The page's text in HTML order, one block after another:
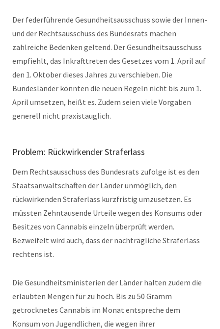
Der federführende Gesundheitsausschuss sowie der Innen-
und der Rechtsausschuss des Bundesrats machen
zahlreiche Bedenken geltend. Der Gesundheitsausschuss
empfiehlt, das Inkrafttreten des Gesetzes vom 1. April auf
den 1. Oktober dieses Jahres zu verschieben. Die
Bundesländer könnten die neuen Regeln nicht bis zum 1.
April umsetzen, heißt es. Zudem seien viele Vorgaben
generell nicht praxistauglich.
Problem: Rückwirkender Straferlass
Dem Rechtsausschuss des Bundesrats zufolge ist es den
Staatsanwaltschaften der Länder unmöglich, den
rückwirkenden Straferlass kurzfristig umzusetzen. Es
müssten Zehntausende Urteile wegen des Konsums oder
Besitzes von Cannabis einzeln überprüft werden.
Bezweifelt wird auch, dass der nachträgliche Straferlass
rechtens ist.
Die Gesundheitsministerien der Länder halten zudem die
erlaubten Mengen für zu hoch. Bis zu 50 Gramm
getrocknetes Cannabis im Monat entspreche dem
Konsum von Jugendlichen, die wegen ihrer